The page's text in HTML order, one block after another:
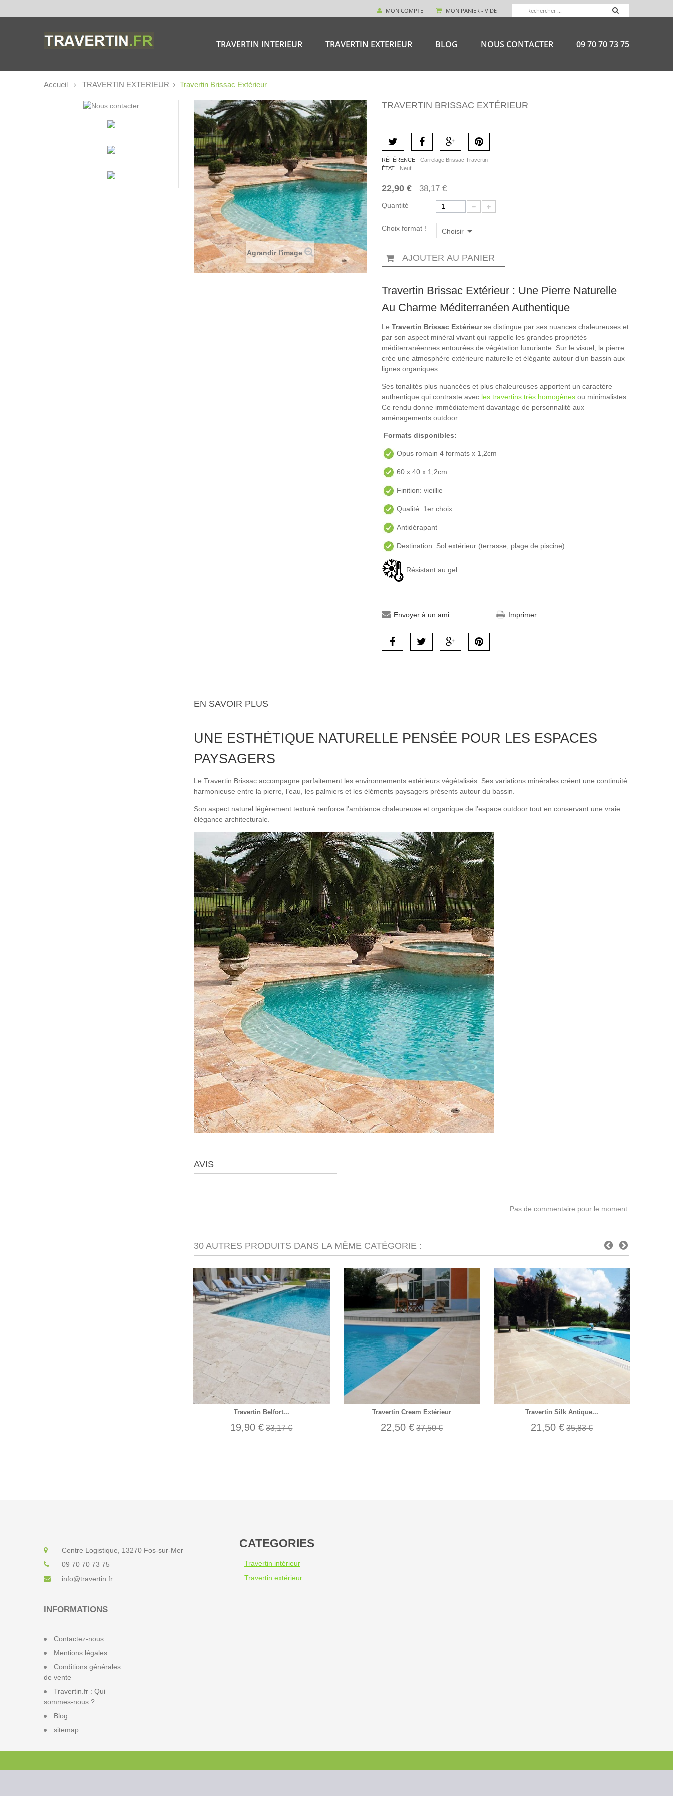
MON PANIER - VIDE
MON COMPTE
TRAVERTIN INTERIEUR TRAVERTIN EXTERIEUR BLOG NOUS CONTACTER 09 70 70 73 75
Accueil TRAVERTIN EXTERIEUR Travertin Brissac Extérieur
Agrandir l'image
TRAVERTIN BRISSAC EXTÉRIEUR
RÉFÉRENCE
Carrelage Brissac Travertin
ÉTAT
Neuf
22,90 € 38,17 €
Quantité
Choix format ! Choisir
AJOUTER AU PANIER
Travertin Brissac Extérieur : Une Pierre Naturelle
Au Charme Méditerranéen Authentique
Le Travertin Brissac Extérieurse distingue par ses nuances chaleureuses et
par son aspect minéral vivant qui rappelle les grandes propriétés
méditerranéennes entourées de végétation luxuriante. Sur le visuel, la pierre
crée une atmosphère extérieure naturelle et élégante autour d’un bassin aux
lignes organiques.
Ses tonalités plus nuancées et plus chaleureuses apportent un caractère
authentique qui contraste avec les travertins très homogènes ou minimalistes.
Ce rendu donne immédiatement davantage de personnalité aux
aménagements outdoor.
Formats disponibles:
Opus romain 4 formats x 1,2cm
60 x 40 x 1,2cm
Finition: vieillie
Qualité: 1er choix
Antidérapant
Destination: Sol extérieur (terrasse, plage de piscine)
Résistant au gel
Envoyer à un ami Imprimer
EN SAVOIR PLUS
UNE ESTHÉTIQUE NATURELLE PENSÉE POUR LES ESPACES
PAYSAGERS
Le Travertin Brissac accompagne parfaitement les environnements extérieurs végétalisés. Ses variations minérales créent une continuité
harmonieuse entre la pierre, l’eau, les palmiers et les éléments paysagers présents autour du bassin.
Son aspect naturel légèrement texturé renforce l’ambiance chaleureuse et organique de l’espace outdoor tout en conservant une vraie
élégance architecturale.
AVIS
Pas de commentaire pour le moment.
30 AUTRES PRODUITS DANS LA MÊME CATÉGORIE :
Travertin Belfort...
19,90 € 33,17 €
Travertin Cream Extérieur
22,50 € 37,50 €
Travertin Silk Antique...
21,50 € 35,83 €
Centre Logistique, 13270 Fos-sur-Mer
09 70 70 73 75
info@travertin.fr
CATEGORIES
Travertin intérieur
Travertin extérieur
INFORMATIONS
Contactez-nous
Mentions légales
Conditions générales
de vente
Travertin.fr : Qui
sommes-nous ?
Blog
sitemap